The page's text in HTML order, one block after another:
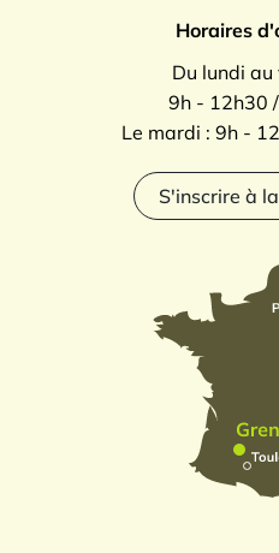
Horaires
Du lundi
9h - 12h30
Le mardi : 9h -
S'inscrire à